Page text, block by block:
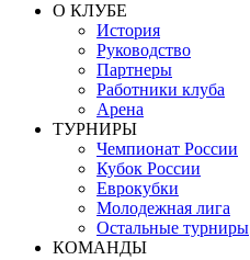
О КЛУБЕ
История
Руководство
Партнеры
Работники клуба
Арена
ТУРНИРЫ
Чемпионат России
Кубок России
Еврокубки
Молодежная лига
Остальные турниры
КОМАНДЫ